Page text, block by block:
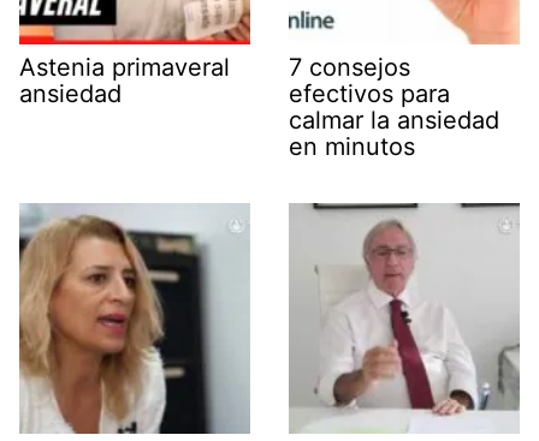
Astenia primaveral
ansiedad
7 consejos
efectivos para
calmar la ansiedad
en minutos